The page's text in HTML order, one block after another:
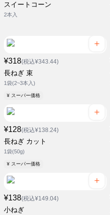
スイートコーン
2本入
¥318(税込¥343.44)
長ねぎ 束
1袋(2~3本入)
¥ スーパー価格
¥128(税込¥138.24)
長ねぎ カット
1袋(50g)
¥ スーパー価格
¥138(税込¥149.04)
小ねぎ